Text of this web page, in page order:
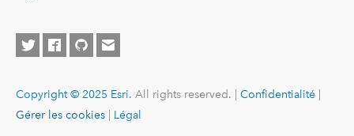
Copyright © 2025 Esri. All rights reserved. | Confidentialité|
Gérer les cookies
Légal